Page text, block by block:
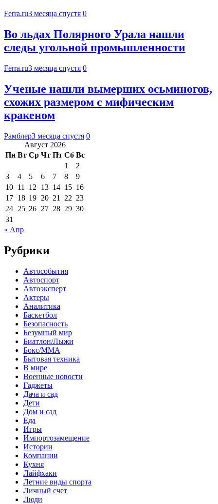
Ferra.ru3 месяца спустя 0
Во льдах Полярного Урала нашли
следы угольной промышленности
Ferra.ru3 месяца спустя 0
Ученые нашли вымерших осьминогов,
схожих размером с мифическим
кракеном
Рамблер3 месяца спустя 0
Август 2026
Пн Вт Ср Чт Пт Сб Вс
1
2
3
4 5 6 7 8
9
10 11 12 13 14 15 16
17 18 19 20 21 22 23
24 25 26 27 28 29 30
31
« Апр
Рубрики
Автособытия
Автоспорт
Автоэксперт
Актеры
Аналитика
Баскетбол
Безопасность
Безумный мир
Биатлон/Лыжи
Бокс/MMA
Бытовая техника
В мире
Военные новости
Гаджеты
Дача и сад
Дети
Дом и сад
Еда
Игры
Импортозамещение
Истории
Компании
Кухня
Лайфхаки
Летние виды спорта
Личный счет
Люди